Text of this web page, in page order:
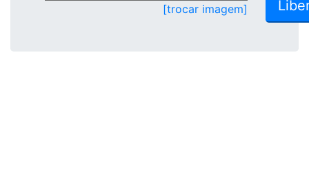
[trocar imagem]